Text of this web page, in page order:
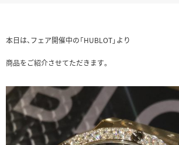
本日は、フェア開催中の「HUBLOT」より
商品をご紹介させてただきます。